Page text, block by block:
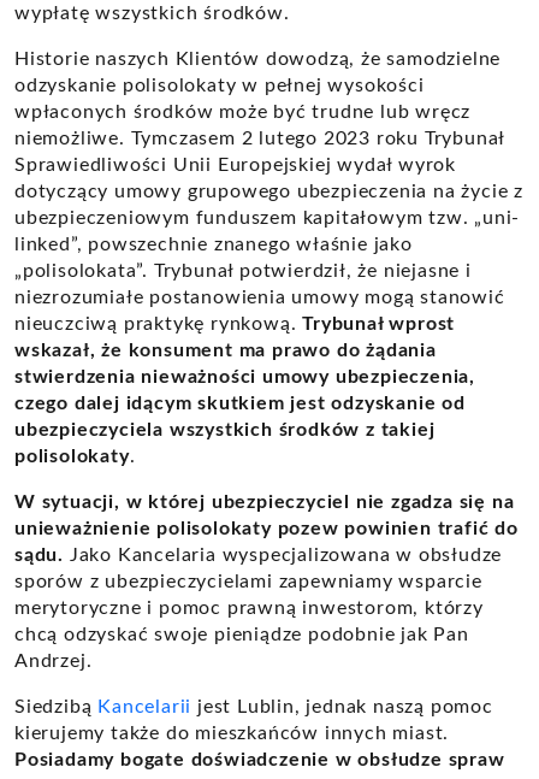
wypłatę wszystkich środków.
Historie naszych Klientów dowodzą, że samodzielne
odzyskanie polisolokaty w pełnej wysokości
wpłaconych środków może być trudne lub wręcz
niemożliwe. Tymczasem 2 lutego 2023 roku Trybunał
Sprawiedliwości Unii Europejskiej wydał wyrok
dotyczący umowy grupowego ubezpieczenia na życie z
ubezpieczeniowym funduszem kapitałowym tzw. „uni-
linked”, powszechnie znanego właśnie jako
„polisolokata”. Trybunał potwierdził, że niejasne i
niezrozumiałe postanowienia umowy mogą stanowić
nieuczciwą praktykę rynkową.Trybunał wprost
wskazał, że konsument ma prawo do żądania
stwierdzenia nieważności umowy ubezpieczenia,
czego dalej idącym skutkiem jest odzyskanie od
ubezpieczyciela wszystkich środków z takiej
polisolokaty.
W sytuacji, w której ubezpieczyciel nie zgadza się na
unieważnienie polisolokaty pozew powinien trafić do
sądu. Jako Kancelaria wyspecjalizowana w obsłudze
sporów z ubezpieczycielami zapewniamy wsparcie
merytoryczne i pomoc prawną inwestorom, którzy
chcą odzyskać swoje pieniądze podobnie jak Pan
Andrzej.
Siedzibą Kancelarii jest Lublin, jednak naszą pomoc
kierujemy także do mieszkańców innych miast.
Posiadamy bogate doświadczenie w obsłudze spraw